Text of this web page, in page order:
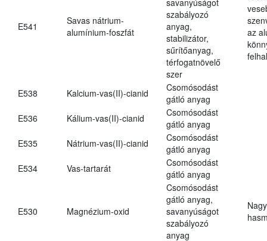
E541
Savas nátrium-
alumínium-foszfát
szabályozó
anyag,
stabilizátor,
sűrítőanyag,
térfogatnövelő
szer
az
E538 Kalcium-vas(II)-cianid
Csomósodást
gátló anyag
E536
Kálium-vas(II)-cianid
Csomósodást
gátló anyag
E535
Nátrium-vas(II)-cianid
Csomósodást
gátló anyag
E534
Vas-tartarát
Csomósodást
gátló anyag
E530 Magnézium-oxid
Csomósodást
gátló anyag,
savanyúságot
szabályozó
anyag